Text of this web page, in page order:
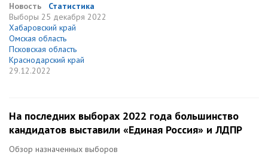
Новость
Статистика
Выборы 25 декабря 2022
Хабаровский край
Омская область
Псковская область
Краснодарский край
29.12.2022
На последних выборах 2022 года большинство
кандидатов выставили «Единая Россия» и ЛДПР
Обзор назначенных выборов